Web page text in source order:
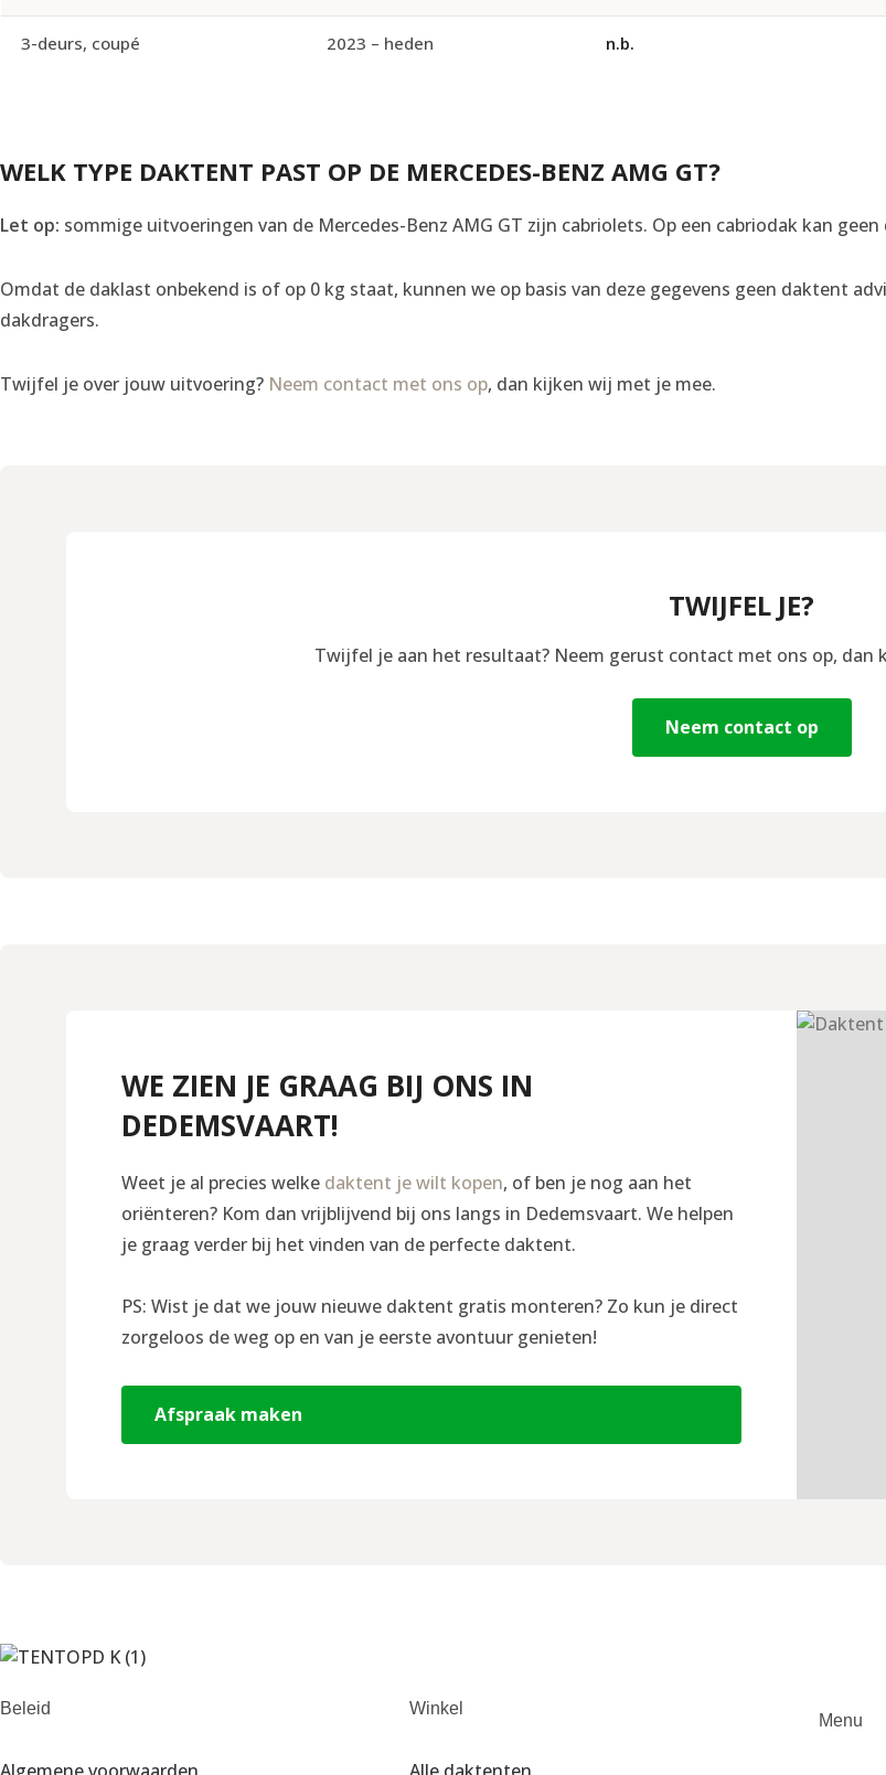
3-deurs, coupé 2023 – heden n.b.
WELK TYPE DAKTENT PAST OP DE MERCEDES-BENZ AMG GT?
Let op: sommige uitvoeringen van de Mercedes-Benz AMG GT zijn cabriolets. Op een cabriodak kan
Omdat de daklast onbekend is of op 0 kg staat, kunnen we op basis van deze gegevens geen daktent
dakdragers.
Twijfel je over jouw uitvoering? Neem contact met ons op, dan kijken wij met je mee.
TWIJFEL JE?
Twijfel je aan het resultaat? Neem gerust contact met ons op,
Neem contact op
WE ZIEN JE GRAAG BIJ ONS IN
DEDEMSVAART!
Weet je al precies welke daktent je wilt kopen, of ben je nog aan het
oriënteren? Kom dan vrijblijvend bij ons langs in Dedemsvaart. We helpen
je graag verder bij het vinden van de perfecte daktent.
PS: Wist je dat we jouw nieuwe daktent gratis monteren? Zo kun je direct
zorgeloos de weg op en van je eerste avontuur genieten!
Afspraak maken
Beleid Winkel
Menu